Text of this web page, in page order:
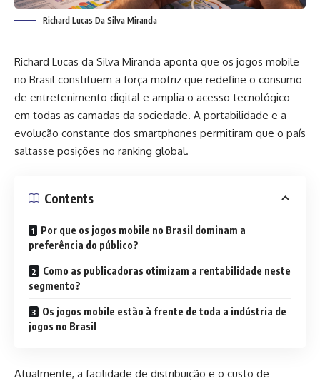
Richard Lucas Da Silva Miranda
Richard Lucas da Silva Miranda aponta que os jogos mobile
no Brasil constituem a força motriz que redefine o consumo
de entretenimento digital e amplia o acesso tecnológico
em todas as camadas da sociedade. A portabilidade e a
evolução constante dos smartphones permitiram que o país
saltasse posições no ranking global.
Contents
Por que os jogos mobile no Brasil dominam a
preferência do público?
Como as publicadoras otimizam a rentabilidade neste
segmento?
Os jogos mobile estão à frente de toda a indústria de
jogos no Brasil
Atualmente, a facilidade de distribuição e o custo de